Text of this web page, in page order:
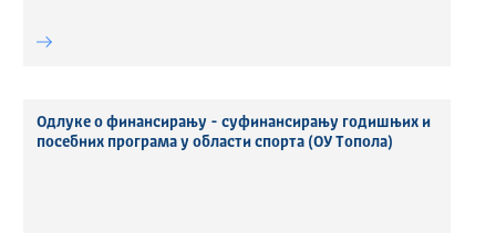
Одлуке о финансирању - суфинансирању годишњих и
посебних програма у области спорта (ОУ Топола)